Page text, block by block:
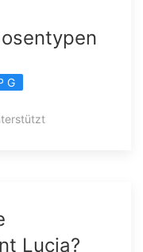
G
Lucia?